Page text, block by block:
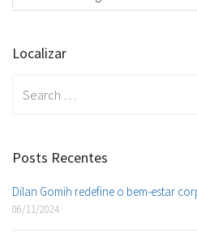
Localizar
Posts Recentes
Dilan Gomih redefine o bem-estar
06/11/2024